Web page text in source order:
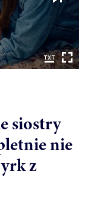
siostry
nie
z